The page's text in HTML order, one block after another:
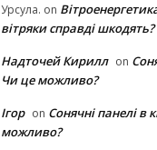
Урсула. on
вітряки cправді шкодять?
Надточей Кирилл on
Чи це можливо?
Ігор on Сонячні панелі в
можливо?